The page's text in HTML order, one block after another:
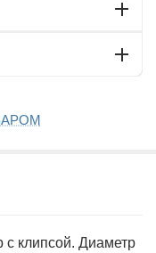
с клипсой. Диаметр